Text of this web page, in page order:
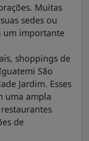
Muitas
sedes ou
um importante
shoppings de
São
Jardim. Esses
uma ampla
de